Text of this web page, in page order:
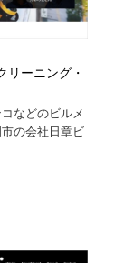
リーニング・
などのビルメ
の会社日章ビ